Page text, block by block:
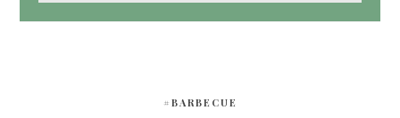
#BARBECUE